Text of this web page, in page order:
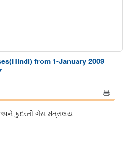
from 1-January 2009